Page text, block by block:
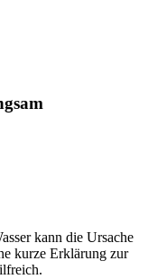
kann die Ursache
kurze Erklärung zur